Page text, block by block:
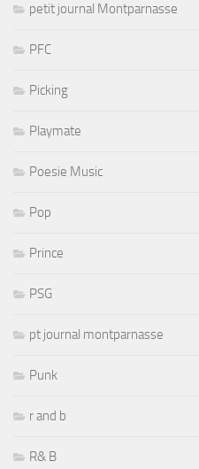
petit journal Montparnasse
PFC
Picking
Playmate
Poesie Music
Pop
Prince
PSG
pt journal montparnasse
Punk
r and b
R& B